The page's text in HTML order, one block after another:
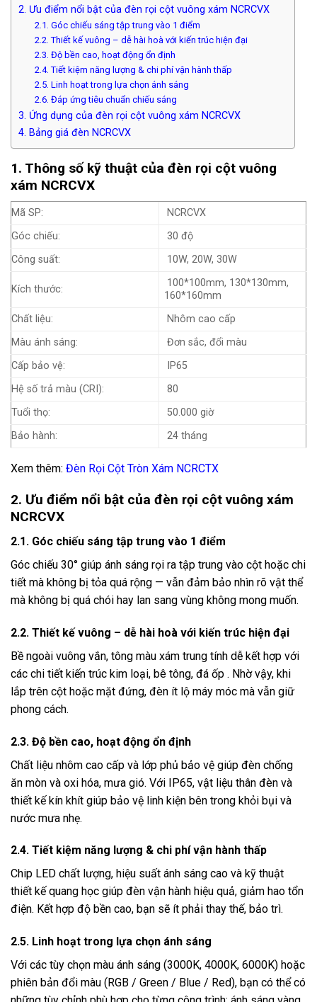
2. Ưu điểm nổi bật của đèn rọi cột vuông xám NCRCVX
2.1. Góc chiếu sáng tập trung vào 1 điểm
2.2. Thiết kế vuông – dễ hài hoà với kiến trúc hiện đại
2.3. Độ bền cao, hoạt động ổn định
2.4. Tiết kiệm năng lượng & chi phí vận hành thấp
2.5. Linh hoạt trong lựa chọn ánh sáng
2.6. Đáp ứng tiêu chuẩn chiếu sáng
3. Ứng dụng của đèn rọi cột vuông xám NCRCVX
4. Bảng giá đèn NCRCVX
1. Thông số kỹ thuật của đèn rọi cột vuông
xám NCRCVX
Mã SP:
NCRCVX
Góc chiếu:
30 độ
Công suất:
10W, 20W, 30W
Kích thước:
100*100mm, 130*130mm,
160*160mm
Chất liệu:
Nhôm cao cấp
Màu ánh sáng:
Đơn sắc, đổi màu
Cấp bảo vệ:
IP65
Hệ số trả màu (CRI):
80
Tuổi thọ:
50.000 giờ
Bảo hành:
24 tháng
Xem thêm: Đèn Rọi Cột Tròn Xám NCRCTX
2. Ưu điểm nổi bật của đèn rọi cột vuông xám
NCRCVX
2.1. Góc chiếu sáng tập trung vào 1 điểm
Góc chiếu 30° giúp ánh sáng rọi ra tập trung vào cột hoặc chi
tiết mà không bị tỏa quá rộng — vẫn đảm bảo nhìn rõ vật thể
mà không bị quá chói hay lan sang vùng không mong muốn.
2.2. Thiết kế vuông – dễ hài hoà với kiến trúc hiện đại
Bề ngoài vuông vắn, tông màu xám trung tính dễ kết hợp với
các chi tiết kiến trúc kim loại, bê tông, đá ốp . Nhờ vậy, khi
lắp trên cột hoặc mặt đứng, đèn ít lộ máy móc mà vẫn giữ
phong cách.
2.3. Độ bền cao, hoạt động ổn định
Chất liệu nhôm cao cấp và lớp phủ bảo vệ giúp đèn chống
ăn mòn và oxi hóa, mưa gió. Với IP65, vật liệu thân đèn và
thiết kế kín khít giúp bảo vệ linh kiện bên trong khỏi bụi và
nước mưa nhẹ.
2.4. Tiết kiệm năng lượng & chi phí vận hành thấp
Chip LED chất lượng, hiệu suất ánh sáng cao và kỹ thuật
thiết kế quang học giúp đèn vận hành hiệu quả, giảm hao tổn
điện. Kết hợp độ bền cao, bạn sẽ ít phải thay thế, bảo trì.
2.5. Linh hoạt trong lựa chọn ánh sáng
Với các tùy chọn màu ánh sáng (3000K, 4000K, 6000K) hoặc
phiên bản đổi màu (RGB / Green / Blue / Red), bạn có thể có